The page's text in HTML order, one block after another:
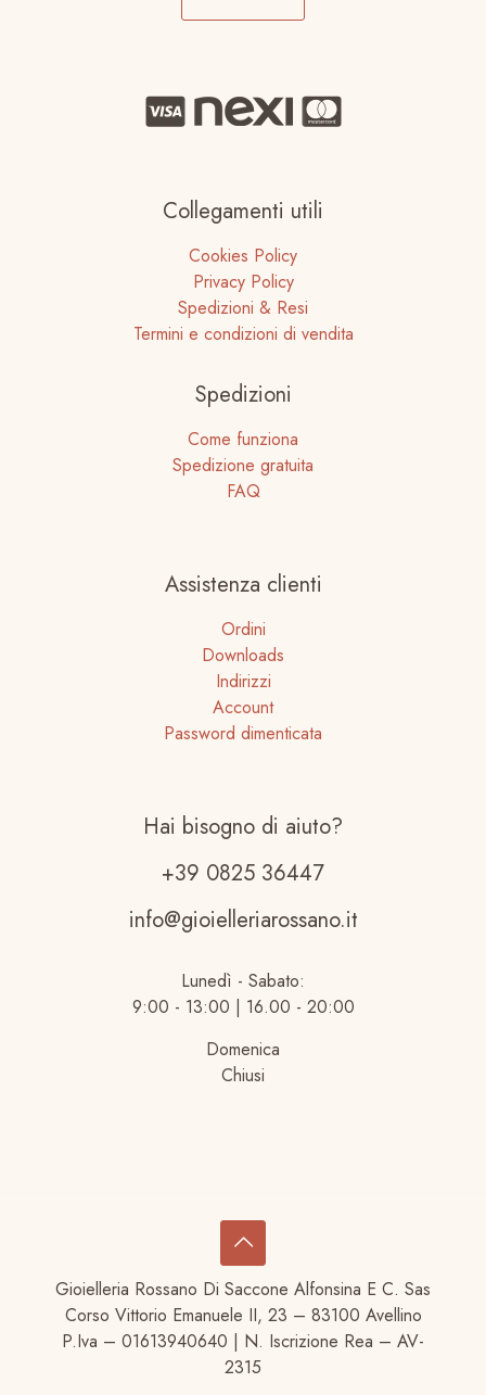
Collegamenti utili
Cookies Policy
Privacy Policy
Spedizioni & Resi
Termini e condizioni di vendita
Spedizioni
Come funziona
Spedizione gratuita
FAQ
Assistenza clienti
Ordini
Downloads
Indirizzi
Account
Password dimenticata
Hai bisogno di aiuto?
+39 0825 36447
info@gioielleriarossano.it
Lunedì - Sabato:
9:00 - 13:00 | 16.00 - 20:00
Domenica
Chiusi
Gioielleria Rossano Di Saccone Alfonsina E C. Sas
Corso Vittorio Emanuele II, 23 – 83100 Avellino
P.Iva – 01613940640 | N. Iscrizione Rea – AV-
2315